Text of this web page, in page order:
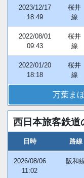
2023/12/17
18:49
桜井
線
2022/08/01
09:43
桜井
線
2022/01/20
18:18
桜井
線
万葉ま
西日本旅客鉄道
日時 路線
2026/08/06
11:02
阪和